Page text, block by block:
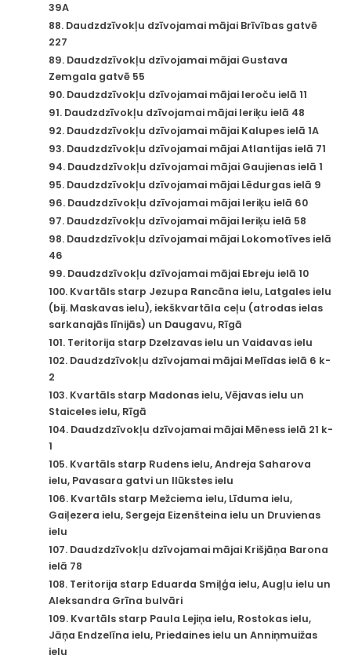
39A
88. Daudzdzīvokļu dzīvojamai mājai Brīvības gatvē
227
89. Daudzdzīvokļu dzīvojamai mājai Gustava
Zemgala gatvē 55
90. Daudzdzīvokļu dzīvojamai mājai Ieroču ielā 11
91. Daudzdzīvokļu dzīvojamai mājai Ieriķu ielā 48
92. Daudzdzīvokļu dzīvojamai mājai Kalupes ielā 1A
93. Daudzdzīvokļu dzīvojamai mājai Atlantijas ielā 71
94. Daudzdzīvokļu dzīvojamai mājai Gaujienas ielā 1
95. Daudzdzīvokļu dzīvojamai mājai Lēdurgas ielā 9
96. Daudzdzīvokļu dzīvojamai mājai Ieriķu ielā 60
97. Daudzdzīvokļu dzīvojamai mājai Ieriķu ielā 58
98. Daudzdzīvokļu dzīvojamai mājai Lokomotīves ielā
46
99. Daudzdzīvokļu dzīvojamai mājai Ebreju ielā 10
100. Kvartāls starp Jezupa Rancāna ielu, Latgales ielu
(bij. Maskavas ielu), iekškvartāla ceļu (atrodas ielas
sarkanajās līnijās) un Daugavu, Rīgā
101. Teritorija starp Dzelzavas ielu un Vaidavas ielu
102. Daudzdzīvokļu dzīvojamai mājai Melīdas ielā 6 k-
2
103. Kvartāls starp Madonas ielu, Vējavas ielu un
Staiceles ielu, Rīgā
104. Daudzdzīvokļu dzīvojamai mājai Mēness ielā 21 k-
1
105. Kvartāls starp Rudens ielu, Andreja Saharova
ielu, Pavasara gatvi un Ilūkstes ielu
106. Kvartāls starp Mežciema ielu, Līduma ielu,
Gaiļezera ielu, Sergeja Eizenšteina ielu un Druvienas
ielu
107. Daudzdzīvokļu dzīvojamai mājai Krišjāņa Barona
ielā 78
108. Teritorija starp Eduarda Smiļģa ielu, Augļu ielu un
Aleksandra Grīna bulvāri
109. Kvartāls starp Paula Lejiņa ielu, Rostokas ielu,
Jāņa Endzelīna ielu, Priedaines ielu un Anniņmuižas
ielu